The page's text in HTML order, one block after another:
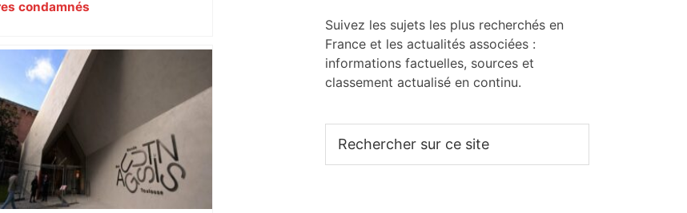
condamnés
Suivez les sujets les plus recherchés en
France et les actualités associées :
informations factuelles, sources et
classement actualisé en continu.
sur